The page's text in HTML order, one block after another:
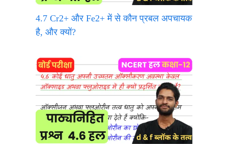
4.7 Cr2+ और Fe2+ में से कौन प्रबल अपचायक
है, और क्यों?